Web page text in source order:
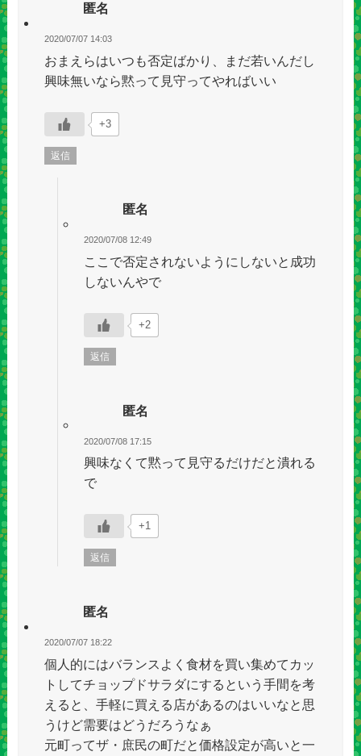
匿名
2020/07/07 14:03
おまえらはいつも否定ばかり、まだ若いんだし
興味無いなら黙って見守ってやればいい
+3
返信
匿名
2020/07/08 12:49
ここで否定されないようにしないと成功
しないんやで
+2
返信
匿名
2020/07/08 17:15
興味なくて黙って見守るだけだと潰れる
で
+1
返信
匿名
2020/07/07 18:22
個人的にはバランスよく食材を買い集めてカッ
トしてチョップドサラダにするという手間を考
えると、手軽に買える店があるのはいいなと思
うけど需要はどうだろうなぁ
元町ってザ・庶民の町だと価格設定が高いと一